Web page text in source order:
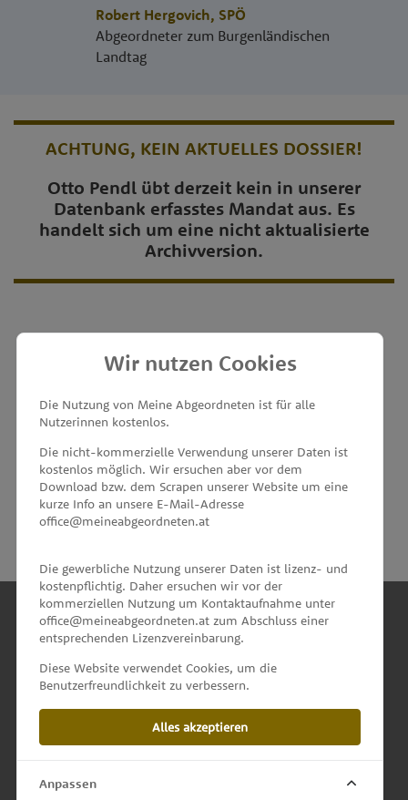
Robert Hergovich, SPÖ
Abgeordneter zum Burgenländischen
Landtag
ACHTUNG, KEIN AKTUELLES DOSSIER!
Otto Pendl übt derzeit kein in unserer
Datenbank erfasstes Mandat aus. Es
handelt sich um eine nicht aktualisierte
Archivversion.
MEINE ABGEORDNETEN
unterstützt von
INFO
IMPRESSUM & KONTAKT
Wir nutzen Cookies
Die Nutzung von Meine Abgeordneten ist für alle
Nutzerinnen kostenlos.
Die nicht-kommerzielle Verwendung unserer Daten ist
kostenlos möglich. Wir ersuchen aber vor dem
Download bzw. dem Scrapen unserer Website um eine
kurze Info an unsere E-Mail-Adresse
office@meineabgeordneten.at
Die gewerbliche Nutzung unserer Daten ist lizenz- und
kostenpflichtig. Daher ersuchen wir vor der
kommerziellen Nutzung um Kontaktaufnahme unter
office@meineabgeordneten.at zum Abschluss einer
entsprechenden Lizenzvereinbarung.
Diese Website verwendet Cookies, um die
Benutzerfreundlichkeit zu verbessern.
Alles akzeptieren
Anpassen